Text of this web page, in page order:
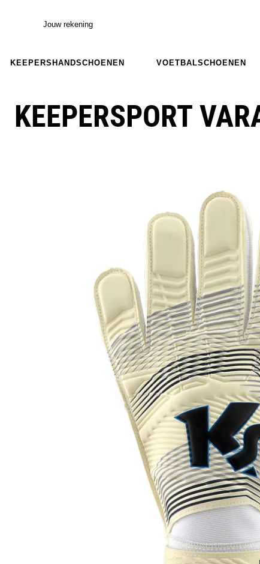
Jouw rekening
KEEPERSHANDSCHOENEN VOETBALSCHOENEN
KEEPERSPORT